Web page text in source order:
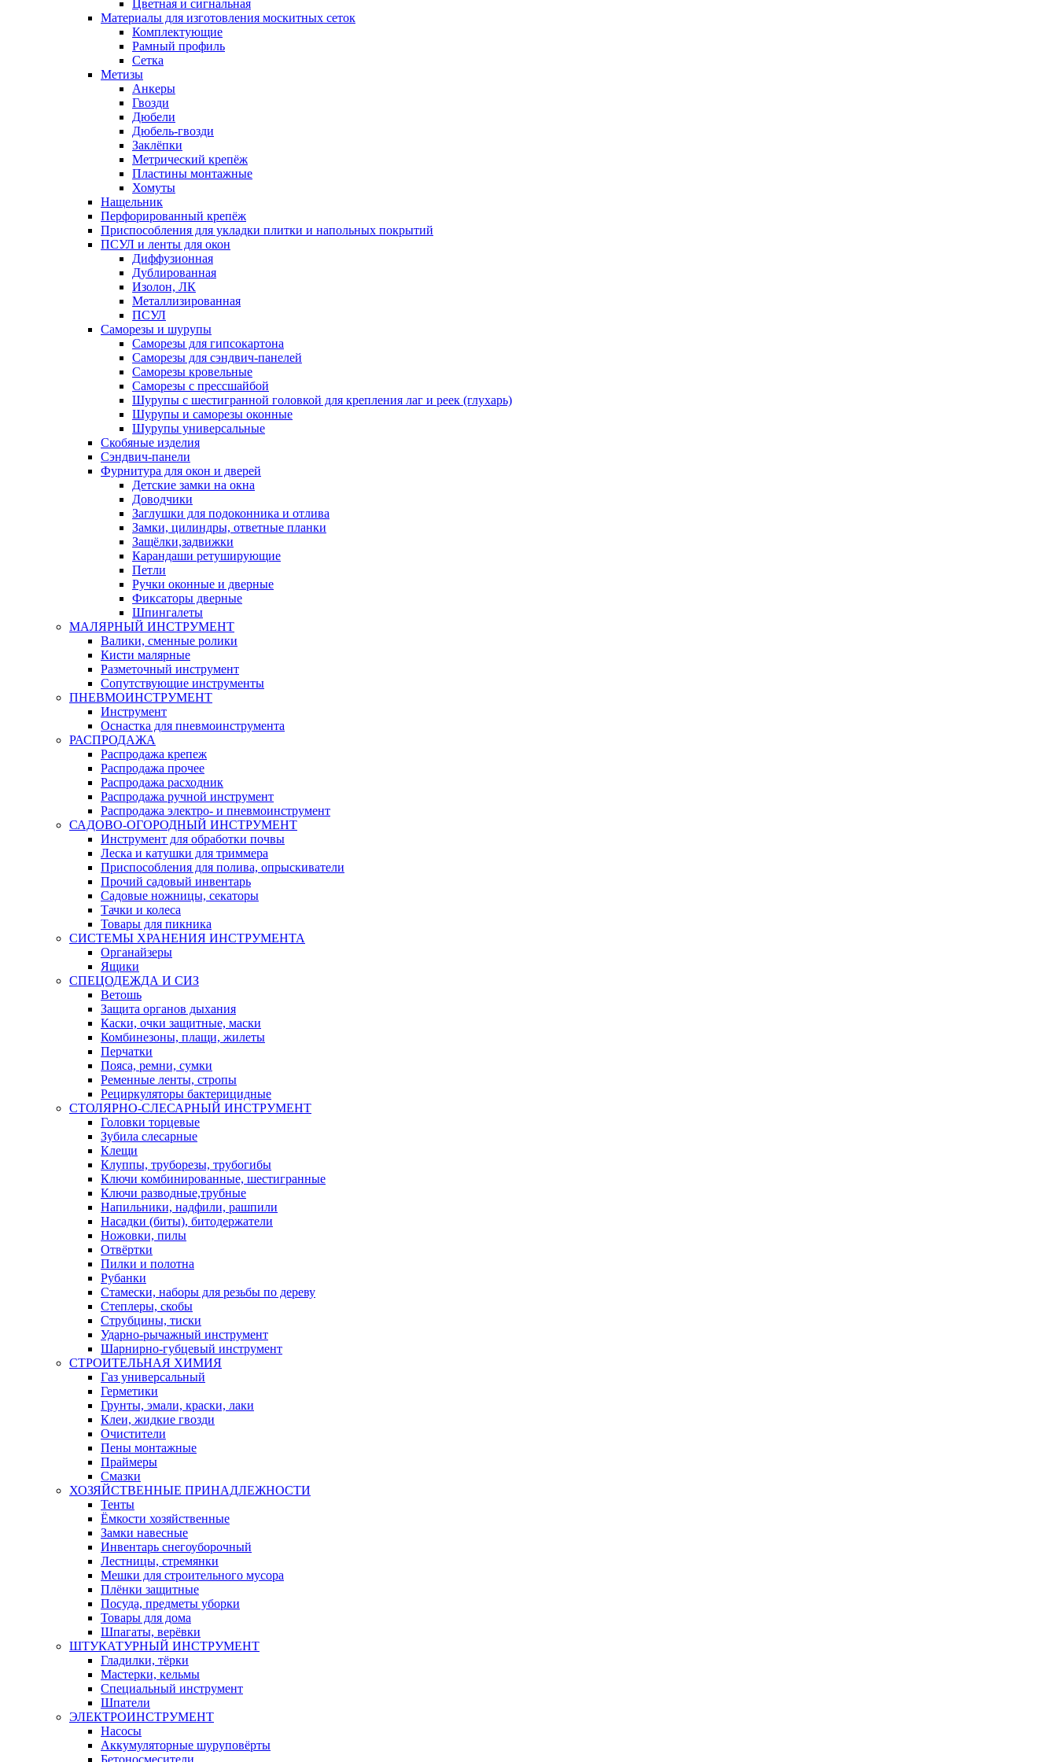
Цветная и сигнальная
Материалы для изготовления москитных сеток
Комплектующие
Рамный профиль
Сетка
Метизы
Анкеры
Гвозди
Дюбели
Дюбель-гвозди
Заклёпки
Метрический крепёж
Пластины монтажные
Хомуты
Нащельник
Перфорированный крепёж
Приспособления для укладки плитки и напольных покрытий
ПСУЛ и ленты для окон
Диффузионная
Дублированная
Изолон, ЛК
Металлизированная
ПСУЛ
Саморезы и шурупы
Саморезы для гипсокартона
Саморезы для сэндвич-панелей
Саморезы кровельные
Саморезы с прессшайбой
Шурупы с шестигранной головкой для крепления лаг и реек (глухарь)
Шурупы и саморезы оконные
Шурупы универсальные
Скобяные изделия
Сэндвич-панели
Фурнитура для окон и дверей
Детские замки на окна
Доводчики
Заглушки для подоконника и отлива
Замки, цилиндры, ответные планки
Защёлки,задвижки
Карандаши ретуширующие
Петли
Ручки оконные и дверные
Фиксаторы дверные
Шпингалеты
МАЛЯРНЫЙ ИНСТРУМЕНТ
Валики, сменные ролики
Кисти малярные
Разметочный инструмент
Сопутствующие инструменты
ПНЕВМОИНСТРУМЕНТ
Инструмент
Оснастка для пневмоинструмента
РАСПРОДАЖА
Распродажа крепеж
Распродажа прочее
Распродажа расходник
Распродажа ручной инструмент
Распродажа электро- и пневмоинструмент
САДОВО-ОГОРОДНЫЙ ИНСТРУМЕНТ
Инструмент для обработки почвы
Леска и катушки для триммера
Приспособления для полива, опрыскиватели
Прочий садовый инвентарь
Садовые ножницы, секаторы
Тачки и колеса
Товары для пикника
СИСТЕМЫ ХРАНЕНИЯ ИНСТРУМЕНТА
Органайзеры
Ящики
СПЕЦОДЕЖДА И СИЗ
Ветошь
Защита органов дыхания
Каски, очки защитные, маски
Комбинезоны, плащи, жилеты
Перчатки
Пояса, ремни, сумки
Ременные ленты, стропы
Рециркуляторы бактерицидные
СТОЛЯРНО-СЛЕСАРНЫЙ ИНСТРУМЕНТ
Головки торцевые
Зубила слесарные
Клещи
Клуппы, труборезы, трубогибы
Ключи комбинированные, шестигранные
Ключи разводные,трубные
Напильники, надфили, рашпили
Насадки (биты), битодержатели
Ножовки, пилы
Отвёртки
Пилки и полотна
Рубанки
Стамески, наборы для резьбы по дереву
Степлеры, скобы
Струбцины, тиски
Ударно-рычажный инструмент
Шарнирно-губцевый инструмент
СТРОИТЕЛЬНАЯ ХИМИЯ
Газ универсальный
Герметики
Грунты, эмали, краски, лаки
Клеи, жидкие гвозди
Очистители
Пены монтажные
Праймеры
Смазки
ХОЗЯЙСТВЕННЫЕ ПРИНАДЛЕЖНОСТИ
Тенты
Ёмкости хозяйственные
Замки навесные
Инвентарь снегоуборочный
Лестницы, стремянки
Мешки для строительного мусора
Плёнки защитные
Посуда, предметы уборки
Товары для дома
Шпагаты, верёвки
ШТУКАТУРНЫЙ ИНСТРУМЕНТ
Гладилки, тёрки
Мастерки, кельмы
Специальный инструмент
Шпатели
ЭЛЕКТРОИНСТРУМЕНТ
Насосы
Аккумуляторные шуруповёрты
Бетоносмесители